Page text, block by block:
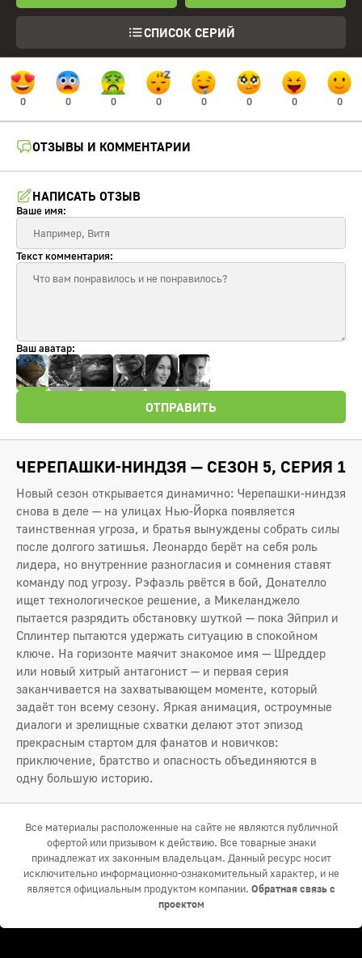
СПИСОК СЕРИЙ
0 0 0 0 0 0 0 0
ОТЗЫВЫ И КОММЕНТАРИИ
НАПИСАТЬ ОТЗЫВ
Ваше имя:
Текст комментария:
Ваш аватар:
ОТПРАВИТЬ
ЧЕРЕПАШКИ-НИНДЗЯ — СЕЗОН 5, СЕРИЯ 1
Новый сезон открывается динамично: Черепашки-ниндзя
снова в деле — на улицах Нью-Йорка появляется
таинственная угроза, и братья вынуждены собрать силы
после долгого затишья. Леонардо берёт на себя роль
лидера, но внутренние разногласия и сомнения ставят
команду под угрозу. Рэфаэль рвётся в бой, Донателло
ищет технологическое решение, а Микеланджело
пытается разрядить обстановку шуткой — пока Эйприл и
Сплинтер пытаются удержать ситуацию в спокойном
ключе. На горизонте маячит знакомое имя — Шреддер
или новый хитрый антагонист — и первая серия
заканчивается на захватывающем моменте, который
задаёт тон всему сезону. Яркая анимация, остроумные
диалоги и зрелищные схватки делают этот эпизод
прекрасным стартом для фанатов и новичков:
приключение, братство и опасность объединяются в
одну большую историю.
Все материалы расположенные на сайте не являются публичной
офертой или призывом к действию. Все товарные знаки
принадлежат их законным владельцам. Данный ресурс носит
исключительно информационно-ознакомительный характер, и не
является официальным продуктом компании. Обратная связь с
проектом